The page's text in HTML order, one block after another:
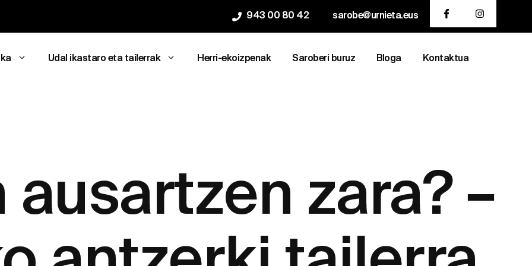
943 00 80 42 sarobe@urnieta.eus
Udal ikastaro eta tailerrak Herri-ekoizpenak Saroberi buruz Bloga Kontaktua
zara? –